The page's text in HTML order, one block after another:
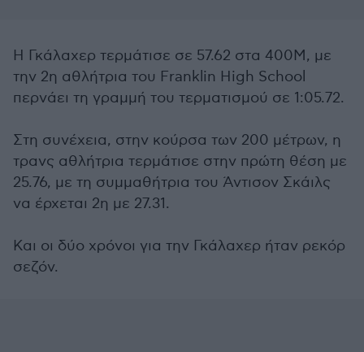
Η Γκάλαχερ τερμάτισε σε 57.62 στα 400Μ, με
την 2η αθλήτρια του Franklin High School
περνάει τη γραμμή του τερματισμού σε 1:05.72.
Στη συνέχεια, στην κούρσα των 200 μέτρων, η
τρανς αθλήτρια τερμάτισε στην πρώτη θέση με
25.76, με τη συμμαθήτρια του Άντισον Σκάιλς
να έρχεται 2η με 27.31.
Και οι δύο χρόνοι για την Γκάλαχερ ήταν ρεκόρ
σεζόν.